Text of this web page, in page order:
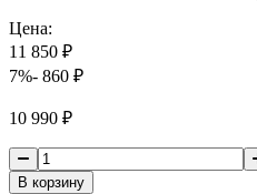
Цена:
11 850 ₽
7%- 860 ₽
10 990 ₽
В корзину